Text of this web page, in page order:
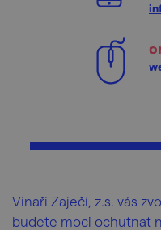
Vinaři Zaječí, z.s. vás
budete moci ochutnat